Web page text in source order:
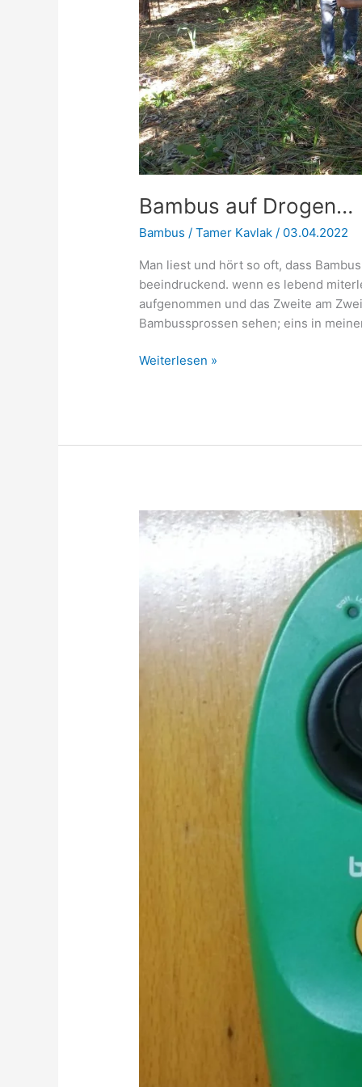
Bambus auf Drogen…
Bambus /Tamer Kavlak / 03.04.2022
Man liest und hört so oft, dass
beeindruckend. wenn es lebend
aufgenommen und das Zweite am
Bambussprossen sehen; eins in
Bambus
Weiterlesen »